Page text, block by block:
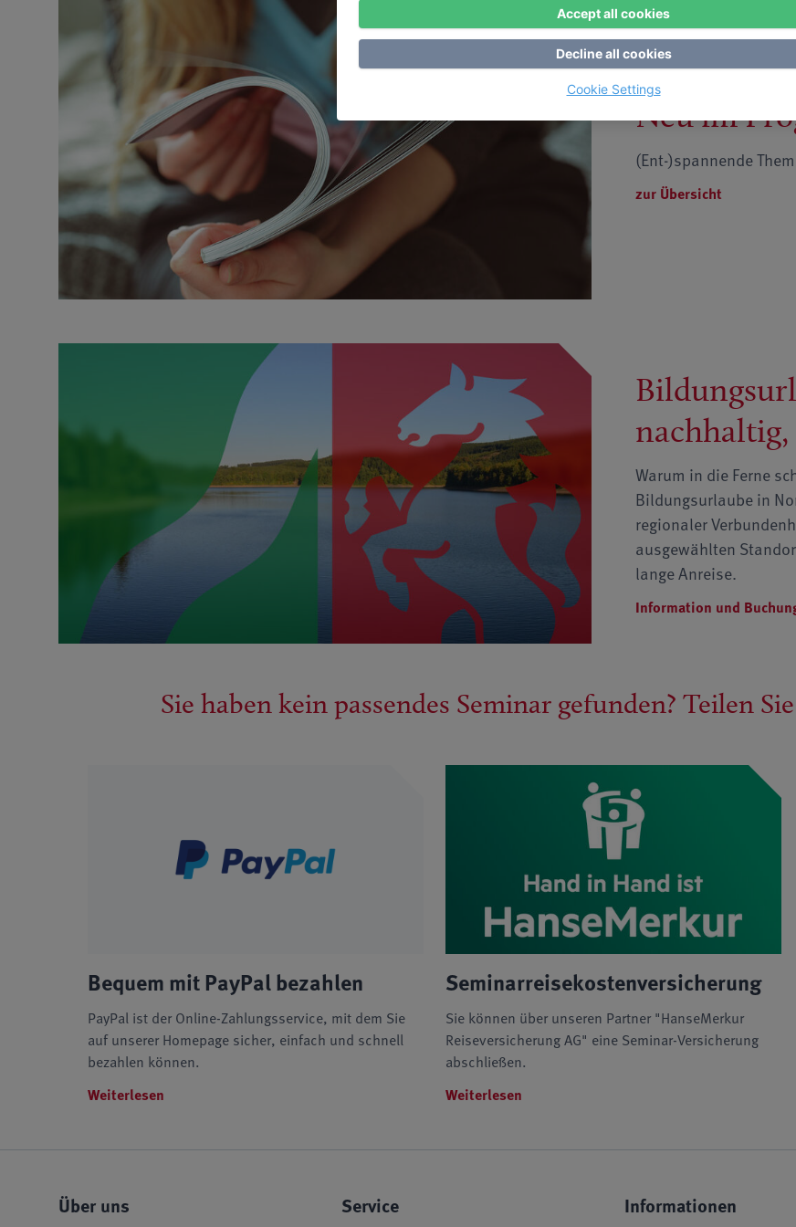
Neu im
(Ent-)spannende
zur Übersicht
Warum in die Ferne
Bildungsurlaube in
regionaler
ausgewählten
lange Anreise.
Information und
Sie haben kein passendes Seminar gefunden? Teilen
Bequem mit PayPal bezahlen
PayPal ist der Online-Zahlungsservice, mit dem Sie
auf unserer Homepage sicher, einfach und schnell
bezahlen können.
Weiterlesen
Seminarreisekostenversicherung
Sie können über unseren Partner "HanseMerkur
Reiseversicherung AG" eine Seminar-Versicherung
abschließen.
Weiterlesen
Über uns Service Informationen
Accept all cookies
Decline all cookies
Cookie Settings